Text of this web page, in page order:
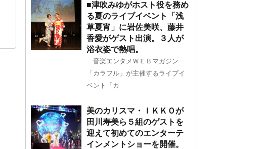
■津吹みゆがホスト役を務め
る夏のライブイベント「浅
草夏宵」に岩佐美咲、藤井
香愛がゲスト出演。３人が
浴衣姿で熱唱。
音楽エンタメＷＥＢマガジン
「カラフル」が主催するライブイ
ベント「カ
美のカリスマ・ＩＫＫＯが
田川寿美ら５組のゲストを
迎えて初めてのエンターテ
インメントショーを開催。